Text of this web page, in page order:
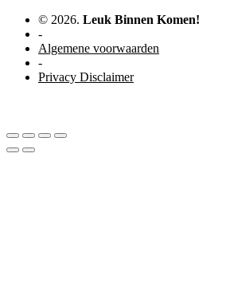
© 2026. Leuk Binnen Komen!
-
Algemene voorwaarden
-
Privacy Disclaimer